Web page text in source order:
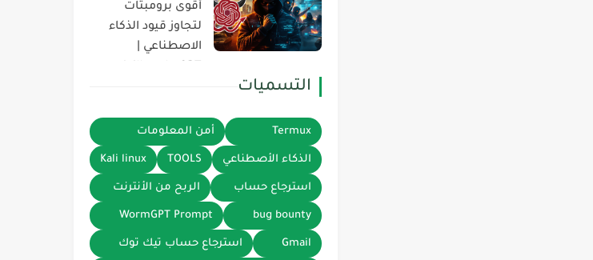
أقوى برومبتات
لتجاوز قيود الذكاء
الاصطناعي |
التسميات
Termux أمن المعلومات
الذكاء الأصطناعي TOOLS
Kali linux
استرجاع حساب الربح من الأنترنت
bug bounty
WormGPT Prompt
Gmail استرجاع حساب تيك توك